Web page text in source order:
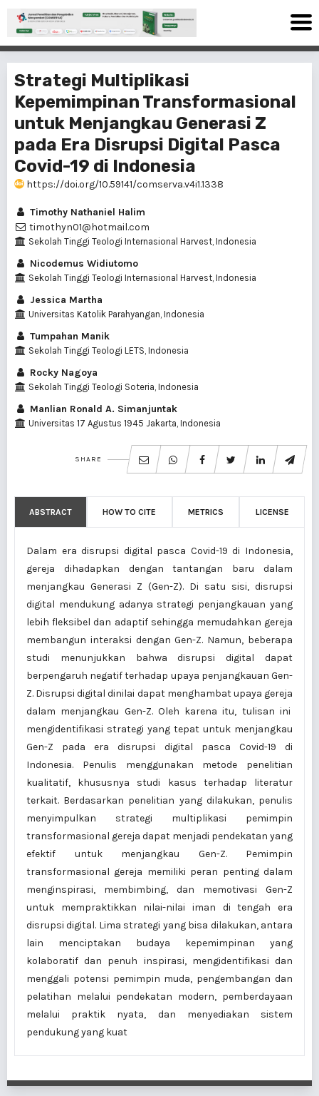
Strategi Multiplikasi
Kepemimpinan Transformasional
untuk Menjangkau Generasi Z
pada Era Disrupsi Digital Pasca
Covid-19 di Indonesia
https://doi.org/10.59141/comserva.v4i1.1338
Timothy Nathaniel Halim
timothyn01@hotmail.com
Sekolah Tinggi Teologi Internasional Harvest, Indonesia
Nicodemus Widiutomo
Sekolah Tinggi Teologi Internasional Harvest, Indonesia
Jessica Martha
Universitas Katolik Parahyangan, Indonesia
Tumpahan Manik
Sekolah Tinggi Teologi LETS, Indonesia
Rocky Nagoya
Sekolah Tinggi Teologi Soteria, Indonesia
Manlian Ronald A. Simanjuntak
Universitas 17 Agustus 1945 Jakarta, Indonesia
SHARE
ABSTRACT HOW TO CITE METRICS LICENSE
Dalam era disrupsi digital pasca Covid-19 di Indonesia,
gereja dihadapkan dengan tantangan baru dalam
menjangkau Generasi Z (Gen-Z). Di satu sisi, disrupsi
digital mendukung adanya strategi penjangkauan yang
lebih fleksibel dan adaptif sehingga memudahkan gereja
membangun interaksi dengan Gen-Z. Namun, beberapa
studi menunjukkan bahwa disrupsi digital dapat
berpengaruh negatif terhadap upaya penjangkauan Gen-
Z. Disrupsi digital dinilai dapat menghambat upaya gereja
dalam menjangkau Gen-Z. Oleh karena itu, tulisan ini
mengidentifikasi strategi yang tepat untuk menjangkau
Gen-Z pada era disrupsi digital pasca Covid-19 di
Indonesia. Penulis menggunakan metode penelitian
kualitatif, khususnya studi kasus terhadap literatur
terkait. Berdasarkan penelitian yang dilakukan, penulis
menyimpulkan strategi multiplikasi pemimpin
transformasional gereja dapat menjadi pendekatan yang
efektif untuk menjangkau Gen-Z. Pemimpin
transformasional gereja memiliki peran penting dalam
menginspirasi, membimbing, dan memotivasi Gen-Z
untuk mempraktikkan nilai-nilai iman di tengah era
disrupsi digital. Lima strategi yang bisa dilakukan, antara
lain menciptakan budaya kepemimpinan yang
kolaboratif dan penuh inspirasi, mengidentifikasi dan
menggali potensi pemimpin muda, pengembangan dan
pelatihan melalui pendekatan modern, pemberdayaan
melalui praktik nyata, dan menyediakan sistem
pendukung yang kuat